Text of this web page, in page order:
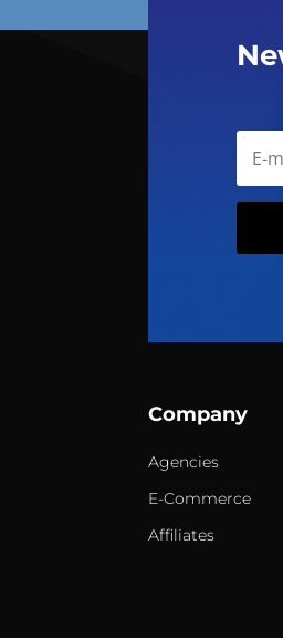
Company
Agencies
E-Commerce
Affiliates